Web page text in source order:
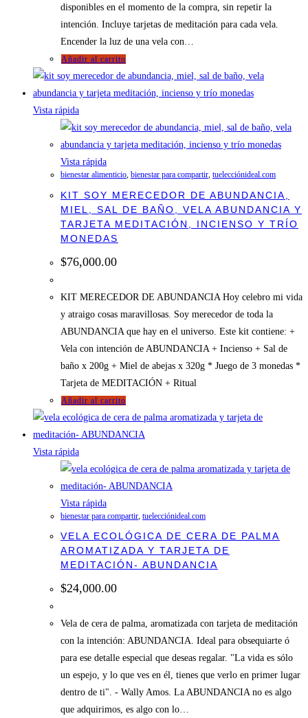
disponibles en el momento de la compra, sin repetir la
intención. Incluye tarjetas de meditación para cada vela.
Encender la luz de una vela con…
Añadir al carrito
Vista rápida
Vista rápida
bienestar alimenticio, bienestar para compartir, tuelecciónideal.com
KIT SOY MERECEDOR DE ABUNDANCIA,
MIEL, SAL DE BAÑO, VELA ABUNDANCIA Y
TARJETA MEDITACIÓN, INCIENSO Y TRÍO
MONEDAS
$76,000.00
KIT MERECEDOR DE ABUNDANCIA Hoy celebro mi vida
y atraigo cosas maravillosas. Soy merecedor de toda la
ABUNDANCIA que hay en el universo. Este kit contiene: +
Vela con intención de ABUNDANCIA + Incienso + Sal de
baño x 200g + Miel de abejas x 320g * Juego de 3 monedas *
Tarjeta de MEDITACIÓN + Ritual
Añadir al carrito
Vista rápida
Vista rápida
bienestar para compartir tuelecciónideal.com
VELA ECOLÓGICA DE CERA DE PALMA
AROMATIZADA Y TARJETA DE
MEDITACIÓN- ABUNDANCIA
$24,000.00
Vela de cera de palma, aromatizada con tarjeta de meditación
con la intención: ABUNDANCIA. Ideal para obsequiarte ó
para ese detalle especial que deseas regalar. "La vida es sólo
un espejo, y lo que ves en él, tienes que verlo en primer lugar
dentro de ti". - Wally Amos. La ABUNDANCIA no es algo
que adquirimos, es algo con lo…